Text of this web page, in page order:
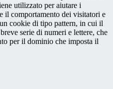
utilizzato per aiutare i
il comportamento dei visitatori e
cookie di tipo pattern, in cui il
serie di numeri e lettere, che
per il dominio che imposta il